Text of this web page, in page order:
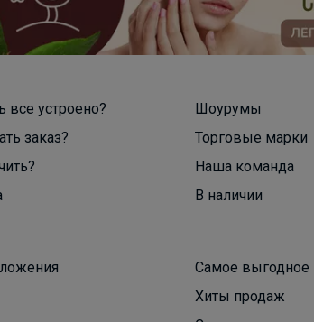
все устроено?
заказ?
Шоурумы
Торговые марки
Наша команда
В наличии
Самое выгодное
Хиты продаж